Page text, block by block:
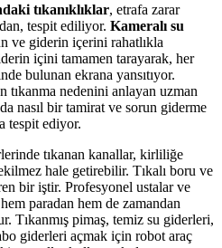
tıkanıklıklar, etrafa zarar
tespit ediliyor. Kameralı su
ve giderin içerini rahatlıkla
içini tamamen tarayarak, her
bulunan ekrana yansıtıyor.
tıkanma nedenini anlayan uzman
nasıl bir tamirat ve sorun giderme
tespit ediyor.
tıkanan kanallar, kirliliğe
hale getirebilir. Tıkalı boru ve
bir iştir. Profesyonel ustalar ve
paradan hem de zamandan
Tıkanmış pimaş, temiz su giderleri,
giderleri açmak için robot araç